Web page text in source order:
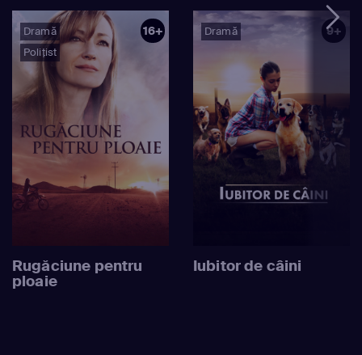
Dramă
Polițist
16+
Rugăciune pentru
ploaie
Dramă 9+
Iubitor de câini